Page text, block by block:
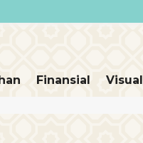
Finansial Visual